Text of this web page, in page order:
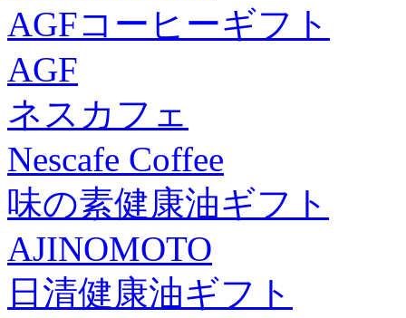
AGFコーヒーギフト
AGF
ネスカフェ
Nescafe Coffee
味の素健康油ギフト
AJINOMOTO
日清健康油ギフト